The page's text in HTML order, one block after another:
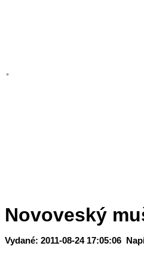
.
Novoveský
Vydané: 2011-08-24 17:05:06